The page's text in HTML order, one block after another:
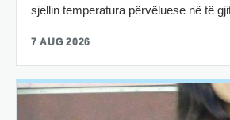
sjellin temperatura përvëluese në të
7 AUG 2026